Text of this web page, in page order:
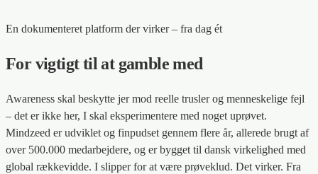
En dokumenteret platform der virker – fra dag ét
For vigtigt til at gamble med
Awareness skal beskytte jer mod reelle trusler og menneskelige fejl
– det er ikke her, I skal eksperimentere med noget uprøvet.
Mindzeed er udviklet og finpudset gennem flere år, allerede brugt af
over 500.000 medarbejdere, og er bygget til dansk virkelighed med
global rækkevidde. I slipper for at være prøveklud. Det virker. Fra